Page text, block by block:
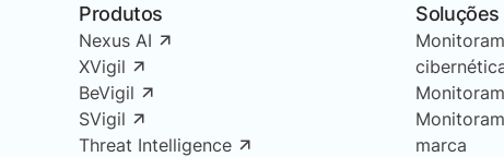
Produtos
Nexus AI
XVigil
BeVigil
SVigil
Threat Intelligence
Soluções
marca